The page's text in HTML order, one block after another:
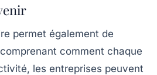
permet également de
comment chaque
les entreprises peuvent